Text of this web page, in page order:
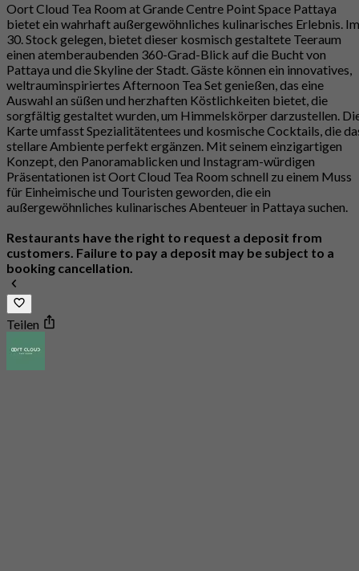
Oort Cloud Tea Room at Grande Centre Point Space Pattaya
bietet ein wahrhaft außergewöhnliches kulinarisches Erlebnis. Im
30. Stock gelegen, bietet dieser kosmisch gestaltete Teeraum
einen atemberaubenden 360-Grad-Blick auf die Bucht von
Pattaya und die Skyline der Stadt. Gäste können ein innovatives,
weltrauminspiriertes Afternoon Tea Set genießen, das eine
Auswahl an süßen und herzhaften Köstlichkeiten bietet, die
sorgfältig gestaltet wurden, um Himmelskörper darzustellen.
Karte umfasst Spezialitätentees und kosmische Cocktails, die
stellare Ambiente perfekt ergänzen. Mit seinem einzigartigen
Konzept, den Panoramablicken und Instagram-würdigen
Präsentationen ist Oort Cloud Tea Room schnell zu einem Muss
für Einheimische und Touristen geworden, die ein
außergewöhnliches kulinarisches Abenteuer in Pattaya suchen.
Restaurants have the right to request a deposit from
customers. Failure to pay a deposit may be subject to a
booking cancellation.
Teilen